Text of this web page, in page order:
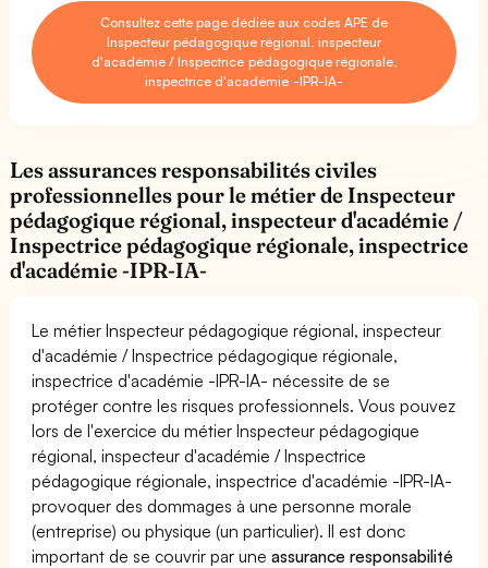
Consultez cette page dédiée aux codes APE de
Inspecteur pédagogique régional, inspecteur
d'académie / Inspectrice pédagogique régionale,
inspectrice d'académie -IPR-IA-
Les assurances responsabilités civiles
professionnelles pour le métier de Inspecteur
pédagogique régional, inspecteur d'académie /
Inspectrice pédagogique régionale, inspectrice
d'académie -IPR-IA-
Le métier Inspecteur pédagogique régional, inspecteur
d'académie / Inspectrice pédagogique régionale,
inspectrice d'académie -IPR-IA- nécessite de se
protéger contre les risques professionnels. Vous pouvez
lors de l'exercice du métier Inspecteur pédagogique
régional, inspecteur d'académie / Inspectrice
pédagogique régionale, inspectrice d'académie -IPR-IA-
provoquer des dommages à une personne morale
(entreprise) ou physique (un particulier). Il est donc
important de se couvrir par uneassurance responsabilité